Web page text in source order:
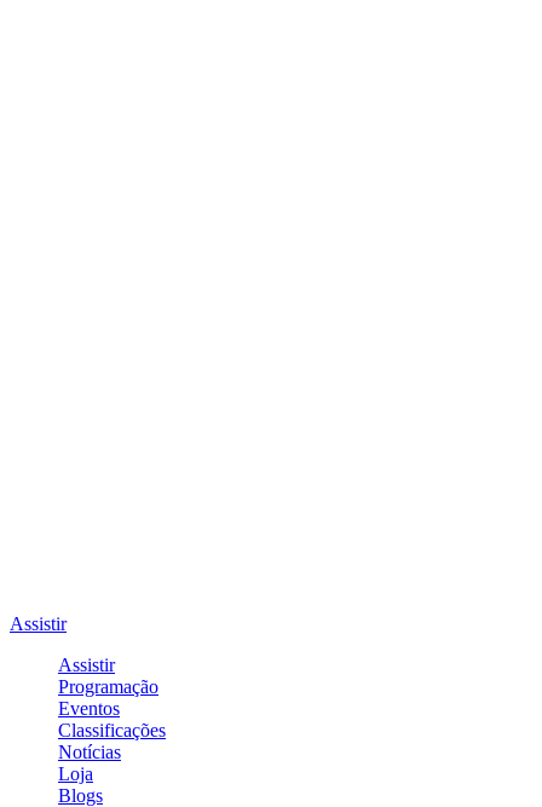
Assistir
Assistir
Programação
Eventos
Classificações
Notícias
Loja
Blogs